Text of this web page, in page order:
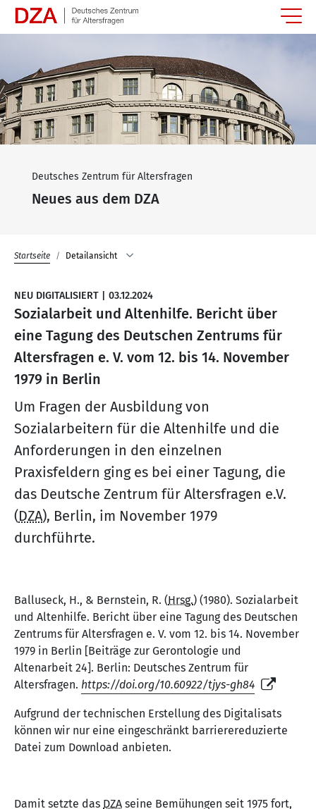
Deutsches Zentrum für Altersfragen
Neues aus dem DZA
Startseite Detailansicht
NEU DIGITALISIERT 03.12.2024
Sozialarbeit und Altenhilfe. Bericht über
eine Tagung des Deutschen Zentrums für
Altersfragen e. V. vom 12. bis 14. November
1979 in Berlin
Um Fragen der Ausbildung von
Sozialarbeitern für die Altenhilfe und die
Anforderungen in den einzelnen
Praxisfeldern ging es bei einer Tagung, die
das Deutsche Zentrum für Altersfragen e.V.
(DZA), Berlin, im November 1979
durchführte.
Balluseck, H., & Bernstein, R. (Hrsg.) (1980). Sozialarbeit
und Altenhilfe. Bericht über eine Tagung des Deutschen
Zentrums für Altersfragen e. V. vom 12. bis 14. November
1979 in Berlin [Beiträge zur Gerontologie und
Altenarbeit 24]. Berlin: Deutsches Zentrum für
Altersfragen. https://doi.org/10.60922/tjys-gh84
Aufgrund der technischen Erstellung des Digitalisats
können wir nur eine eingeschränkt barrierereduzierte
Datei zum Download anbieten.
Damit setzte das DZA seine Bemühungen seit 1975 fort,